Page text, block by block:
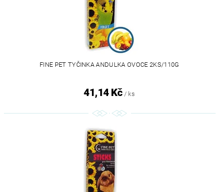
FINE PET TYČINKA ANDULKA OVOCE 2KS/110G
41,14 Kč / ks